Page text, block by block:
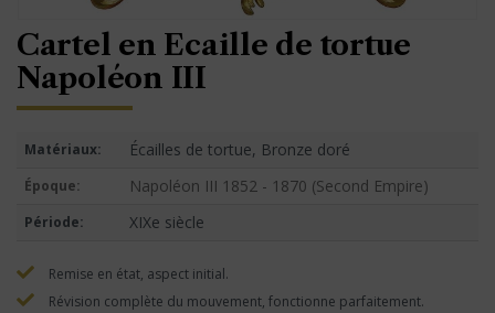
Cartel en Ecaille de tortue
Napoléon III
Matériaux: Écailles de tortue, Bronze doré
Époque: Napoléon III 1852 - 1870 (Second Empire)
Période: XIXe siècle
Remise en état, aspect initial.
Révision complète du mouvement, fonctionne parfaitement.